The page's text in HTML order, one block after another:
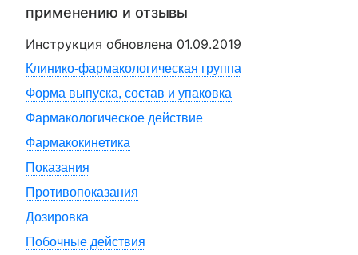
применению и отзывы
Инструкция обновлена 01.09.2019
Клинико-фармакологическая группа
Форма выпуска, состав и упаковка
Фармакологическое действие
Фармакокинетика
Показания
Противопоказания
Дозировка
Побочные действия